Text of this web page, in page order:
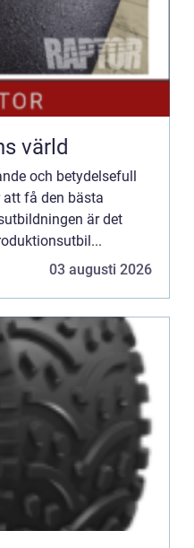
värld
och betydelsefull
att få den bästa
är det
03 augusti 2026